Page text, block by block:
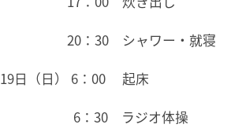
20：30 シャワー・就寝
19日（日） 6：00 起床
6：30 ラジオ体操